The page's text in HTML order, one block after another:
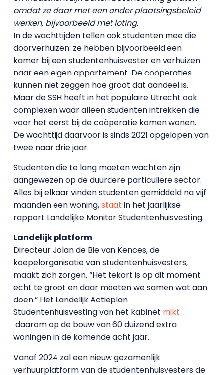
omdat ze daar met een ander plaatsingsbeleid
werken, bijvoorbeeld met loting.
In de wachttijden tellen ook studenten mee die
doorverhuizen: ze hebben bijvoorbeeld een
kamer bij een studentenhuisvester en verhuizen
naar een eigen appartement. De coöperaties
kunnen niet zeggen hoe groot dat aandeel is.
Maar de SSH heeft in het populaire Utrecht ook
complexen waar alleen studenten intrekken die
voor het eerst bij de coöperatie komen wonen.
De wachttijd daarvoor is sinds 2021 opgelopen van
twee naar drie jaar.
Studenten die te lang moeten wachten zijn
aangewezen op de duurdere particuliere sector.
Alles bij elkaar vinden studenten gemiddeld na vijf
maanden een woning,staat in het jaarlijkse
rapport Landelijke Monitor Studentenhuisvesting.
Landelijk platform
Directeur Jolan de Bie van Kences, de
koepelorganisatie van studentenhuisvesters,
maakt zich zorgen. “Het tekort is op dit moment
echt te groot en daar moeten we samen wat aan
doen.” Het Landelijk Actieplan
Studentenhuisvesting van het kabinet mikt
daarom op de bouw van 60 duizend extra
woningen in de komende acht jaar.
Vanaf 2024 zal een nieuw gezamenlijk
verhuurplatform van de studentenhuisvesters de